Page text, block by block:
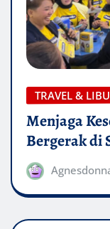
TRAVEL &
Menjaga
Bergerak di